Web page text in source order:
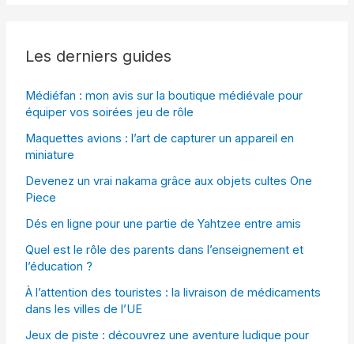
Les derniers guides
Médiéfan : mon avis sur la boutique médiévale pour
équiper vos soirées jeu de rôle
Maquettes avions : l’art de capturer un appareil en
miniature
Devenez un vrai nakama grâce aux objets cultes One
Piece
Dés en ligne pour une partie de Yahtzee entre amis
Quel est le rôle des parents dans l’enseignement et
l’éducation ?
À l’attention des touristes : la livraison de médicaments
dans les villes de l’UE
Jeux de piste : découvrez une aventure ludique pour